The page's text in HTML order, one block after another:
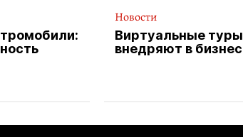
Новости
Виртуальные туры
внедряют в бизнес